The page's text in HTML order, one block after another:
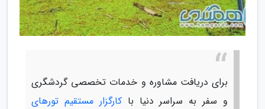
برای دریافت مشاوره و خدمات تخصصی گردشگری
و سفر به سراسر دنیا باکارگزار مستقیم تورهای